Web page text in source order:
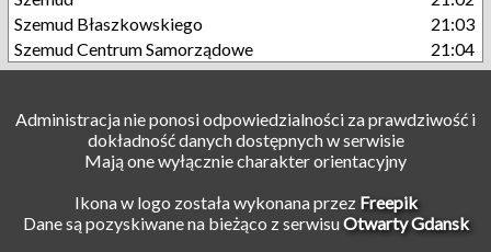
Szemud Błaszkowskiego
21:03
Szemud Centrum Samorządowe
21:04
Administracja nie ponosi odpowiedzialności za prawdziwość i
dokładność danych dostępnych w serwisie
Mają one wyłącznie charakter orientacyjny
Ikona w logo została wykonana przez Freepik
Dane są pozyskiwane na bieżąco z serwisuOtwarty Gdansk